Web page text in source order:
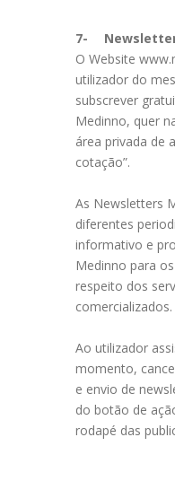
7-
O Website
utilizador do
subscrever
Medinno, quer
área privada de
cotação”.
As Newsletters
diferentes
informativo e
Medinno para
respeito dos
comercializados.
Ao utilizador
momento,
e envio de
do botão de
rodapé das